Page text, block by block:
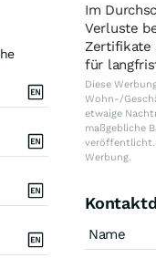
Im
Verluste
Zertifikate
für
Diese
Wohn-/
etwaige
maßgebliche
veröffentlicht.
Werbung.
Name